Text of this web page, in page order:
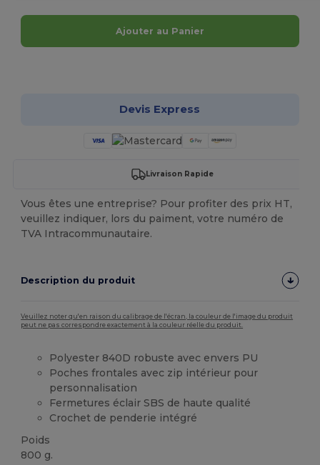
Ajouter au Panier
Devis Express
Livraison Rapide
Vous êtes une entreprise? Pour profiter des prix HT,
veuillez indiquer, lors du paiment, votre numéro de
TVA Intracommunautaire.
Description du produit
Veuillez noter qu'en raison du calibrage de l'écran, la couleur de l'image du produit
peut ne pas correspondre exactement à la couleur réelle du produit.
Polyester 840D robuste avec envers PU
Poches frontales avec zip intérieur pour
personnalisation
Fermetures éclair SBS de haute qualité
Crochet de penderie intégré
Poids
800 g.